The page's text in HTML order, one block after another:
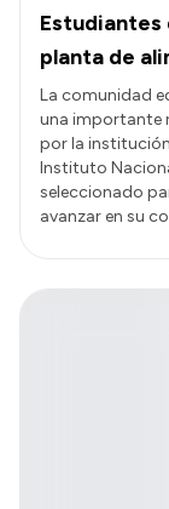
Estudiantes
planta de
La comunidad
una importante
por la
Instituto
seleccionado
avanzar en su